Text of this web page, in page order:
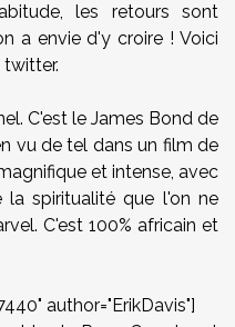
les retours sont
a envie d'y croire ! Voici
C'est le James Bond de
vu de tel dans un film de
et intense, avec
spiritualité que l'on ne
C'est 100% africain et
author="ErikDavis"]